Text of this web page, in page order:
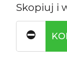
Skopiuj i
⛔